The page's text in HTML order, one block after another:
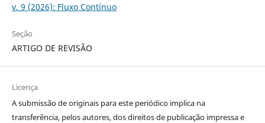
v. 9 (2026): Fluxo Contínuo
Seção
ARTIGO DE REVISÃO
Licença
A submissão de originais para este periódico implica na
transferência, pelos autores, dos direitos de publicação impressa e